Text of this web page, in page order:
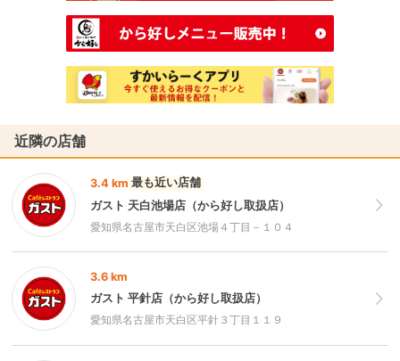
近隣の店舗
3.4 km 最も近い店舗
ガスト 天白池場店（から好し取扱店）
愛知県名古屋市天白区池場４丁目－１０４
3.6 km
ガスト 平針店（から好し取扱店）
愛知県名古屋市天白区平針３丁目１１９